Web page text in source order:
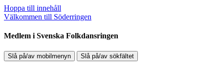
Hoppa till innehåll
Välkommen till Söderringen
Medlem i Svenska Folkdansringen
Slå på/av mobilmenyn Slå på/av sökfältet